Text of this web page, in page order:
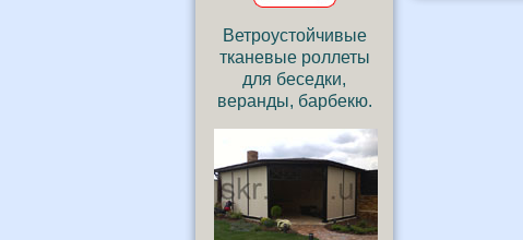
Ветроустойчивые
тканевые роллеты
для беседки,
веранды, барбекю.